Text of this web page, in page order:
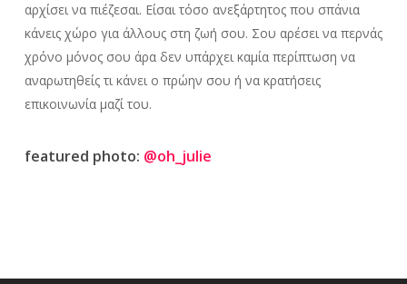
αρχίσει να πιέζεσαι. Είσαι τόσο ανεξάρτητος που σπάνια
κάνεις χώρο για άλλους στη ζωή σου. Σου αρέσει να περνάς
χρόνο μόνος σου άρα δεν υπάρχει καμία περίπτωση να
αναρωτηθείς τι κάνει ο πρώην σου ή να κρατήσεις
επικοινωνία μαζί του.
featured photo: @oh_julie